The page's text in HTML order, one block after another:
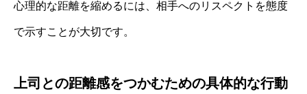
心理的な距離を縮めるには、相手へのリスペクトを態度
で示すことが大切です。
上司との距離感をつかむための具体的な行動